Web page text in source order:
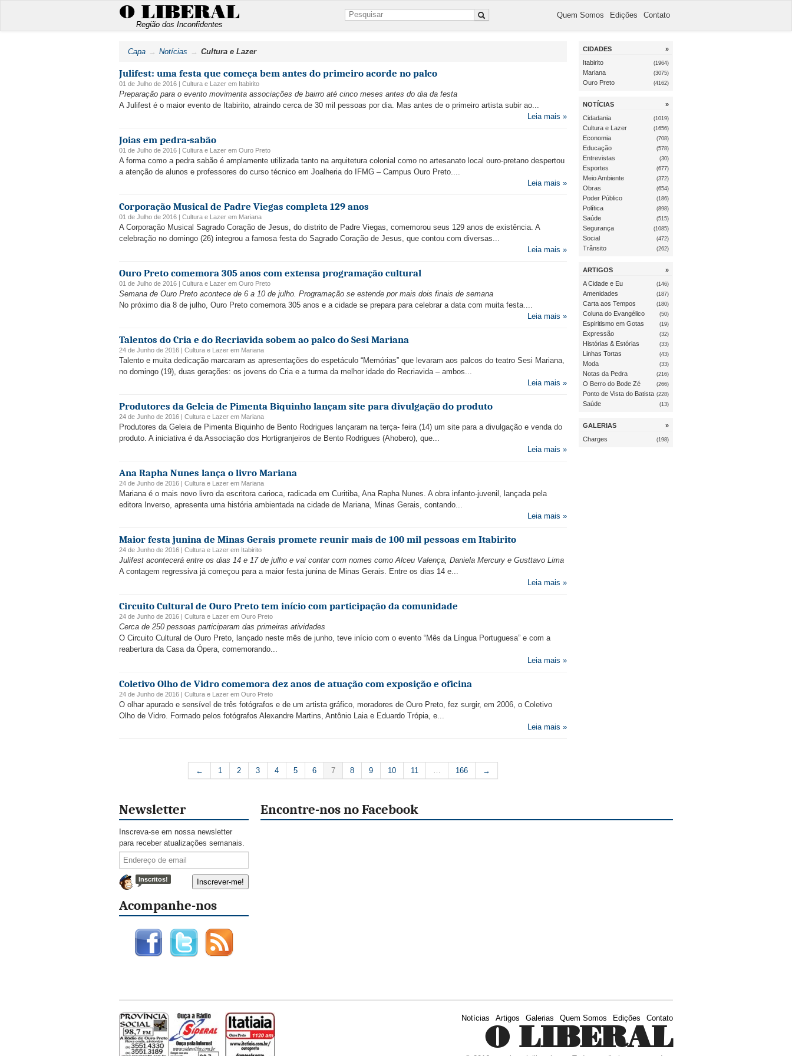
O LIBERAL
Região dos Inconfidentes
Quem Somos Edições Contato
Capa Notícias Cultura e Lazer
Julifest: uma festa que começa bem antes do primeiro acorde no palco
01 de Julho de 2016 | Cultura e Lazer em Itabirito
Preparação para o evento movimenta associações de bairro até cinco meses antes do dia da festa
A Julifest é o maior evento de Itabirito, atraindo cerca de 30 mil pessoas por dia. Mas antes de o primeiro artista subir ao...
Leia mais »
Joias em pedra-sabão
01 de Julho de 2016 | Cultura e Lazer em Ouro Preto
A forma como a pedra sabão é amplamente utilizada tanto na arquitetura colonial como no artesanato local ouro-pretano despertou
a atenção de alunos e professores do curso técnico em Joalheria do IFMG – Campus Ouro Preto....
Leia mais »
Corporação Musical de Padre Viegas completa 129 anos
01 de Julho de 2016 | Cultura e Lazer em Mariana
A Corporação Musical Sagrado Coração de Jesus, do distrito de Padre Viegas, comemorou seus 129 anos de existência. A
celebração no domingo (26) integrou a famosa festa do Sagrado Coração de Jesus, que contou com diversas...
Leia mais »
Ouro Preto comemora 305 anos com extensa programação cultural
01 de Julho de 2016 | Cultura e Lazer em Ouro Preto
Semana de Ouro Preto acontece de 6 a 10 de julho. Programação se estende por mais dois finais de semana
No próximo dia 8 de julho, Ouro Preto comemora 305 anos e a cidade se prepara para celebrar a data com muita festa....
Leia mais »
Talentos do Cria e do Recriavida sobem ao palco do Sesi Mariana
24 de Junho de 2016 | Cultura e Lazer em Mariana
Talento e muita dedicação marcaram as apresentações do espetáculo “Memórias” que levaram aos palcos do teatro Sesi Mariana,
no domingo (19), duas gerações: os jovens do Cria e a turma da melhor idade do Recriavida – ambos...
Leia mais »
Produtores da Geleia de Pimenta Biquinho lançam site para divulgação do produto
24 de Junho de 2016 | Cultura e Lazer em Mariana
Produtores da Geleia de Pimenta Biquinho de Bento Rodrigues lançaram na terça- feira (14) um site para a divulgação e venda do
produto. A iniciativa é da Associação dos Hortigranjeiros de Bento Rodrigues (Ahobero), que...
Leia mais »
Ana Rapha Nunes lança o livro Mariana
24 de Junho de 2016 | Cultura e Lazer em Mariana
Mariana é o mais novo livro da escritora carioca, radicada em Curitiba, Ana Rapha Nunes. A obra infanto-juvenil, lançada pela
editora Inverso, apresenta uma história ambientada na cidade de Mariana, Minas Gerais, contando...
Leia mais »
Maior festa junina de Minas Gerais promete reunir mais de 100 mil pessoas em Itabirito
24 de Junho de 2016 | Cultura e Lazer em Itabirito
Julifest acontecerá entre os dias 14 e 17 de julho e vai contar com nomes como Alceu Valença, Daniela Mercury e Gusttavo Lima
A contagem regressiva já começou para a maior festa junina de Minas Gerais. Entre os dias 14 e...
Leia mais »
Circuito Cultural de Ouro Preto tem início com participação da comunidade
24 de Junho de 2016 | Cultura e Lazer em Ouro Preto
Cerca de 250 pessoas participaram das primeiras atividades
O Circuito Cultural de Ouro Preto, lançado neste mês de junho, teve início com o evento “Mês da Língua Portuguesa” e com a
reabertura da Casa da Ópera, comemorando...
Leia mais »
Coletivo Olho de Vidro comemora dez anos de atuação com exposição e oficina
24 de Junho de 2016 | Cultura e Lazer em Ouro Preto
O olhar apurado e sensível de três fotógrafos e de um artista gráfico, moradores de Ouro Preto, fez surgir, em 2006, o Coletivo
Olho de Vidro. Formado pelos fotógrafos Alexandre Martins, Antônio Laia e Eduardo Trópia, e...
Leia mais »
← 1 2 3 4 5 6 7 8 9 10 11 … 166 →
CIDADES
»
Itabirito
(1964)
Mariana (3075)
Ouro Preto (4162)
NOTÍCIAS
»
Cidadania
(1019)
Cultura e Lazer (1656)
Economia (708)
Educação (578)
Entrevistas (30)
Esportes (677)
Meio Ambiente (372)
Obras (654)
Poder Público (186)
Política (898)
Saúde (515)
Segurança (1085)
Social (472)
Trânsito (262)
ARTIGOS
»
A Cidade e Eu
(146)
Amenidades (187)
Carta aos Tempos (180)
Coluna do Evangélico (50)
Espiritismo em Gotas (19)
Expressão (32)
Histórias & Estórias (33)
Linhas Tortas (43)
Moda (33)
Notas da Pedra (216)
O Berro do Bode Zé (266)
Ponto de Vista do Batista (228)
Saúde (13)
GALERIAS
»
Charges
(198)
Newsletter
Inscreva-se em nossa newsletter
para receber atualizações semanais.
Inscritos!
Acompanhe-nos
Encontre-nos no Facebook
Notícias Artigos Galerias Quem Somos Edições Contato
O LIBERAL